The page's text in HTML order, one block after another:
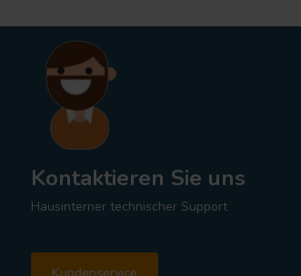
Kontaktieren Sie uns
Hausinterner technischer Support